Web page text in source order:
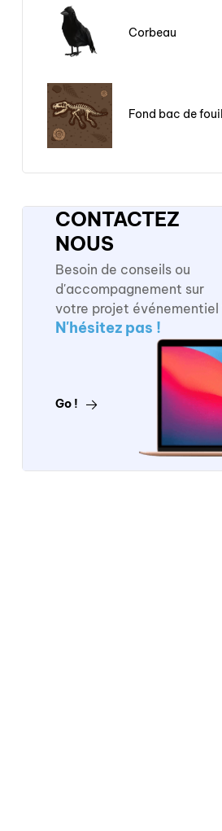
Corbeau
Fond bac de
CONTACTEZ
NOUS
Besoin de conseils ou
d'accompagnement sur
votre projet événementiel
N'hésitez pas !
Go !